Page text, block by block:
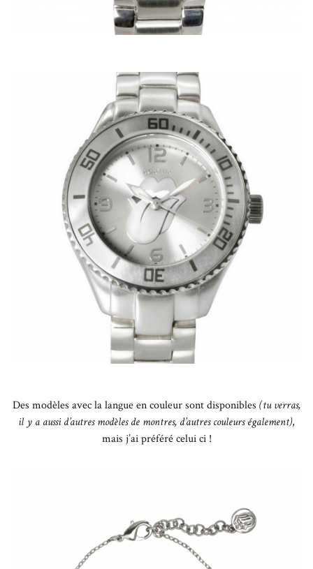
Des modèles avec la langue en couleur sont disponibles (tu verras,
il y a aussi d’autres modèles de montres, d’autres couleurs également),
mais j’ai préféré celui ci !